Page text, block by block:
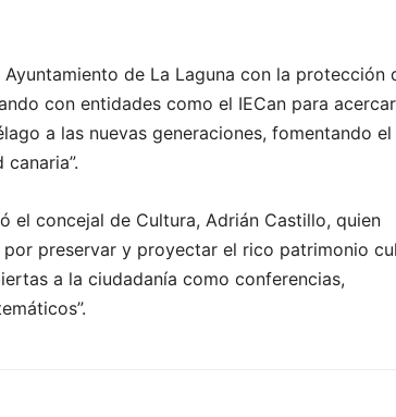
de La Laguna con la protección
con entidades como el IECan para
a las nuevas generaciones, fomentando el
el concejal de Cultura, Adrián Castillo, quien
por preservar y proyectar el rico patrimonio
a la ciudadanía como conferencias,